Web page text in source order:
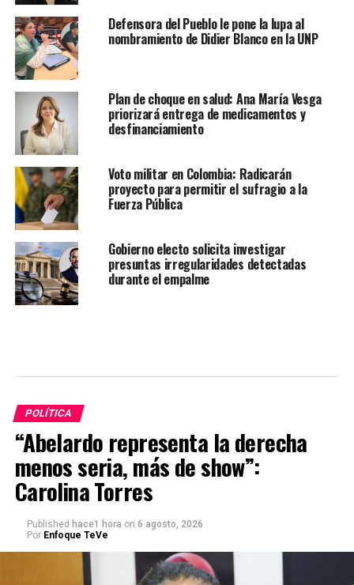
Defensora del Pueblo le pone la lupa al
nombramiento de Didier Blanco en la UNP
Plan de choque en salud: Ana María Vesga
priorizará entrega de medicamentos y
desfinanciamiento
Voto militar en Colombia: Radicarán
proyecto para permitir el sufragio a la
Fuerza Pública
Gobierno electo solicita investigar
presuntas irregularidades detectadas
durante el empalme
POLÍTICA
“Abelardo representa la derecha
menos seria, más de show”:
Carolina Torres
Published hace1 hora on 6 agosto, 2026
Por Enfoque TeVe